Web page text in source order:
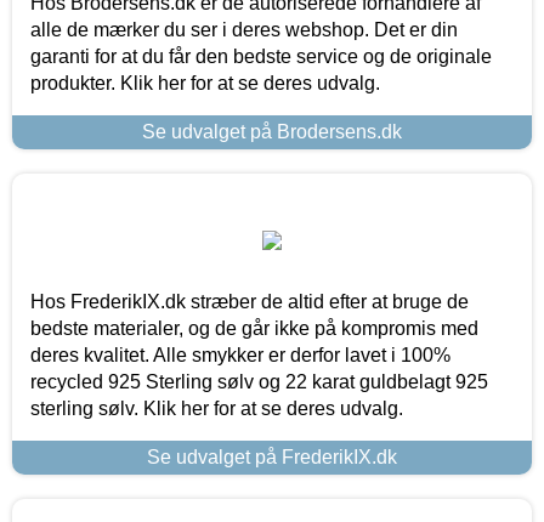
alle de mærker du ser i deres webshop. Det er din
garanti for at du får den bedste service og de originale
produkter. Klik her for at se deres udvalg.
Se udvalget på Brodersens.dk
Hos FrederikIX.dk stræber de altid efter at bruge de
bedste materialer, og de går ikke på kompromis med
deres kvalitet. Alle smykker er derfor lavet i 100%
recycled 925 Sterling sølv og 22 karat guldbelagt 925
sterling sølv. Klik her for at se deres udvalg.
Se udvalget på FrederikIX.dk